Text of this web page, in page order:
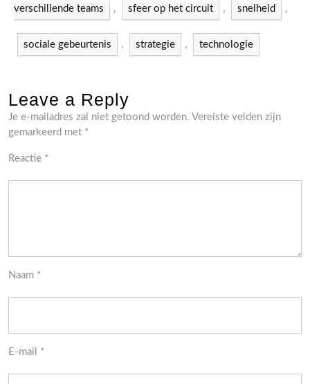
verschillende teams , sfeer op het circuit , snelheid ,
sociale gebeurtenis , strategie , technologie
Leave a Reply
Je e-mailadres zal niet getoond worden. Vereiste velden zijn
gemarkeerd met *
Reactie *
Naam *
E-mail *